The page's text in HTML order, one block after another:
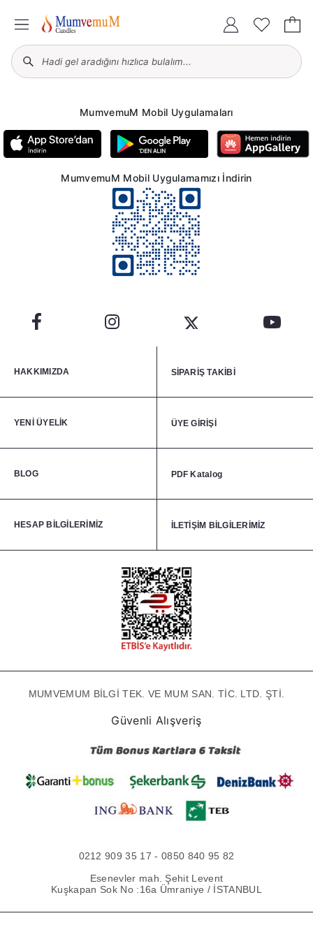
MumvemuM Mobil Uygulamaları
MumvemuM Mobil Uygulamamızı İndirin
HAKKIMIZDA SİPARİŞ TAKİBİ
YENİ ÜYELİK ÜYE GİRİŞİ
BLOG PDF Katalog
HESAP BİLGİLERİMİZ İLETİŞİM BİLGİLERİMİZ
MUMVEMUM BİLGİ TEK. VE MUM SAN. TİC. LTD. ŞTİ.
Güvenli Alışveriş
0212 909 35 17 - 0850 840 95 82
Esenevler mah. Şehit Levent
Kuşkapan Sok No :16a Ümraniye / İSTANBUL